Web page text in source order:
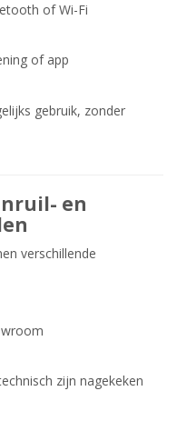
of Wi-Fi
of app
gebruik, zonder
en
verschillende
zijn nagekeken